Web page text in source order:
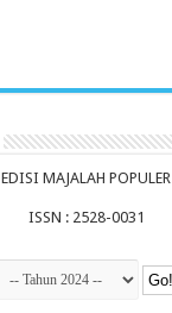
EDISI MAJALAH POPULER
ISSN : 2528-0031